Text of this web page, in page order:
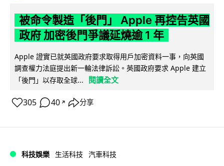
被命令製造「後門」 Apple 再控告英國
政府 加密後門爭議延燒逾 1 年
Apple 證實已就英國政府要求取得用戶加密資料一事，向英國
調查權力法庭提出新一輪法律訴訟。英國政府要求 Apple 建立
「後門」以存取全球...
閱讀全文
305 40 ↗ 分享
科技娛樂 生活科技 汽車科技